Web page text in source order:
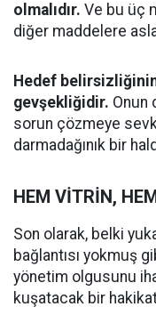
olmalıdır. Ve bu üç
diğer maddelere
Hedef
gevşekliğidir. Onun
sorun çözmeye
darmadağınık bir
​HEM VİTRİN,
​Son olarak, belki
bağlantısı yokmuş
yönetim olgusunu
kuşatacak bir